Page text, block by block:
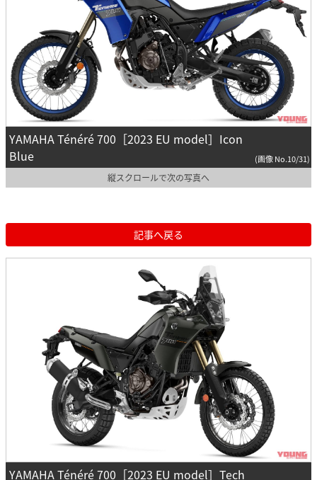
YAMAHA Ténéré 700［2023 EU model］Icon
Blue
(画像 No.10/31)
縦スクロールで次の写真へ
記事へ戻る
YAMAHA Ténéré 700［2023 EU model］Tech